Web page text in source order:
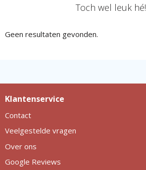
Toch wel leuk hé!
Geen resultaten gevonden.
Klantenservice
Contact
Veelgestelde vragen
Over ons
Google Reviews